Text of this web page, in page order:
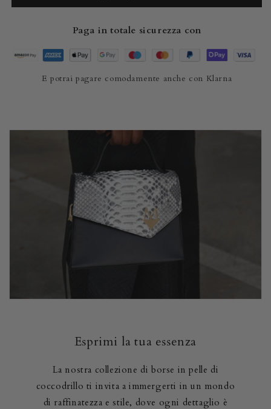
Paga in totale sicurezza con
E potrai pagare comodamente anche con Klarna
Esprimi la tua essenza
La nostra collezione di borse in pelle di
coccodrillo ti invita a immergerti in un mondo
di raffinatezza e stile, dove ogni dettaglio è